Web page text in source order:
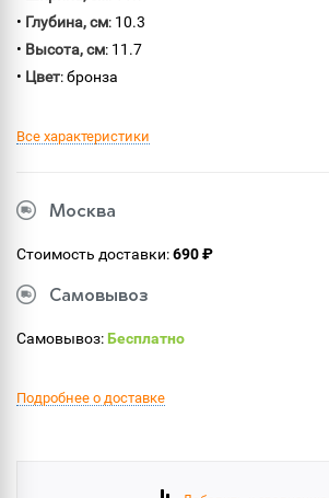
• Глубина, см: 10.3
• Высота, см: 11.7
• Цвет: бронза
Все характеристики
Москва
Стоимость доставки:690 ₽
Самовывоз
Самовывоз:Бесплатно
Подробнее о доставке